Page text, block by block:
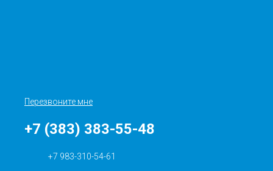
Перезвоните мне
+7 (383) 383-55-48
+7 983-310-54-61